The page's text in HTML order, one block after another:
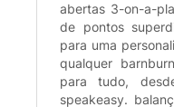
abertas 3-on-a-
de pontos
para uma
qualquer
para tudo,
speakeasy.